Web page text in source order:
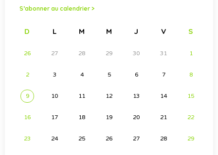
S’abonner au calendrier >
D L M M J V S
26 27 28 29 30 31 1
2 3 4 5 6 7 8
9 10 11 12 13 14 15
16 17 18 19 20 21 22
23 24 25 26 27 28 29